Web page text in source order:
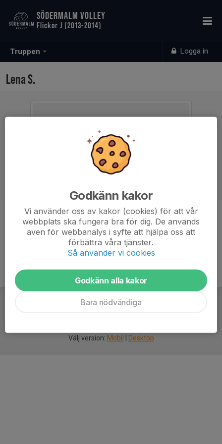
Truppen Logga in
SÖDERMALM VOLLEY
Flickor J (2013-2014)
Lena S.
Ålder 51 år
Välj version: Mobil Desktop
Godkänn kakor
Vi använder oss av kakor (cookies) för att vår
webbplats ska fungera bra för dig. De används
även för webbanalys i syfte att hjälpa oss att
förbättra våra tjänster.
Så använder vi cookies
Godkänn alla kakor
Bara nödvändiga